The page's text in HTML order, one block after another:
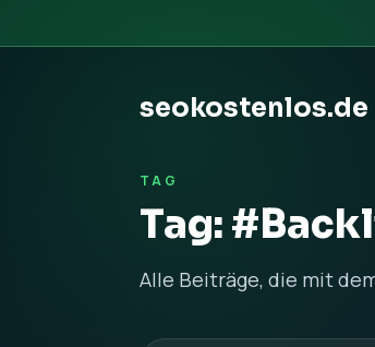
seokostenlos.de
TAG
Tag:
Alle Beiträge, die mit